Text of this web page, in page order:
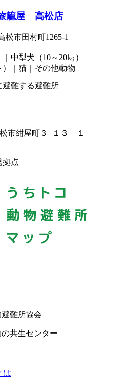
籠屋 高松店
市田村町1265-1
中型犬（10～20㎏）
）｜猫｜その他動物
避難する避難所
市紺屋町３−１３ １
拠点
避難所協会
の共生センター
は